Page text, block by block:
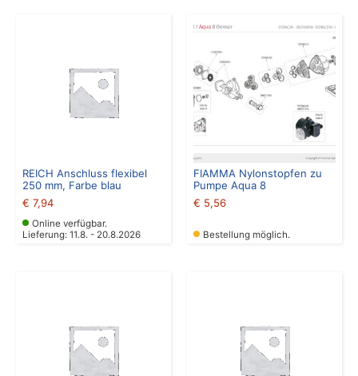
REICH Anschluss flexibel
250 mm, Farbe blau
€ 7,94
Online verfügbar.
Lieferung: 11.8. - 20.8.2026
FIAMMA Nylonstopfen zu
Pumpe Aqua 8
€ 5,56
Bestellung möglich.